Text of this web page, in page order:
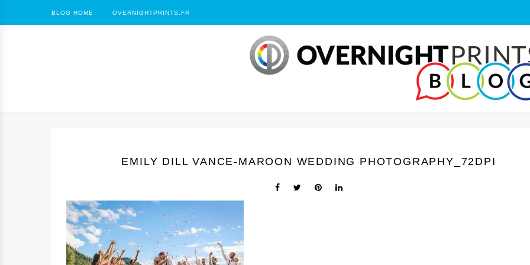
BLOG HOME OVERNIGHTPRINTS.FR
EMILY DILL VANCE-MAROON WEDDING PHOTOGRAPHY_72DPI